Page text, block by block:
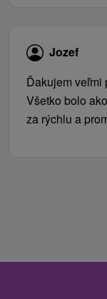
Jozef
Ďakujem veľmi
Všetko bolo
za rýchlu a